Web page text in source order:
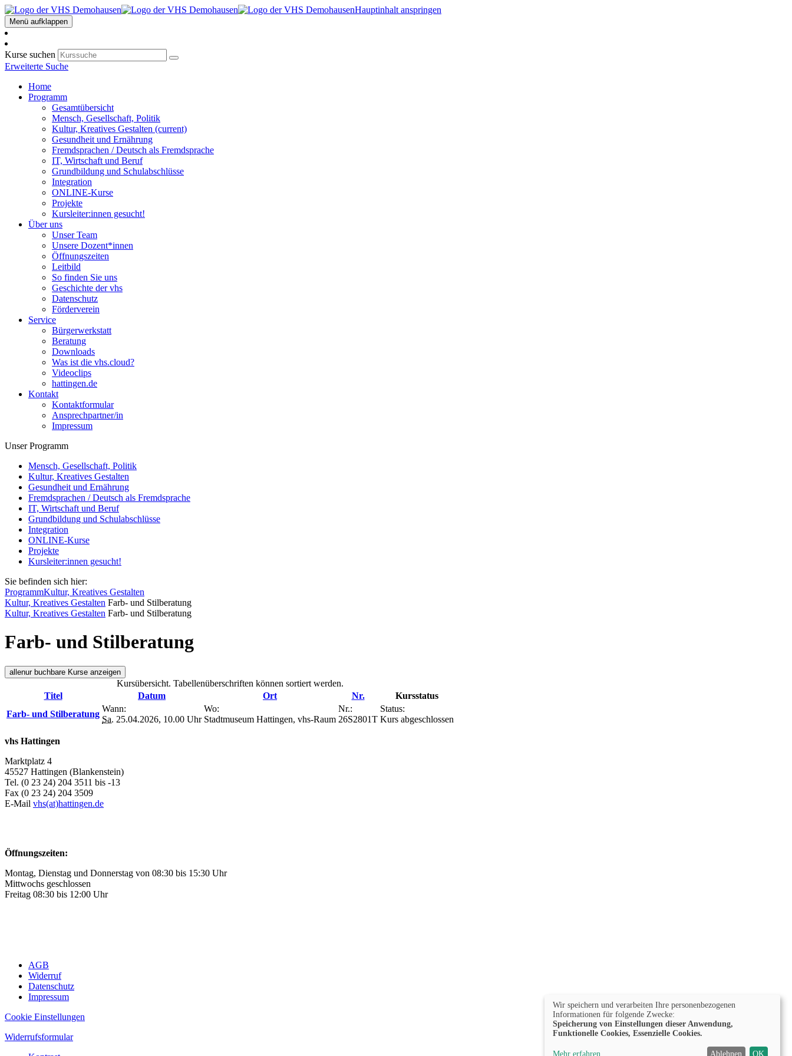
Hauptinhalt anspringen
Menü aufklappen
Kurse suchen
Erweiterte Suche
Home
Programm
Gesamtübersicht
Mensch, Gesellschaft, Politik
Kultur, Kreatives Gestalten (current)
Gesundheit und Ernährung
Fremdsprachen / Deutsch als Fremdsprache
IT, Wirtschaft und Beruf
Grundbildung und Schulabschlüsse
Integration
ONLINE-Kurse
Projekte
Kursleiter:innen gesucht!
Über uns
Unser Team
Unsere Dozent*innen
Öffnungszeiten
Leitbild
So finden Sie uns
Geschichte der vhs
Datenschutz
Förderverein
Service
Bürgerwerkstatt
Beratung
Downloads
Was ist die vhs.cloud?
Videoclips
hattingen.de
Kontakt
Kontaktformular
Ansprechpartner/in
Impressum
Unser Programm
Mensch, Gesellschaft, Politik
Kultur, Kreatives Gestalten
Gesundheit und Ernährung
Fremdsprachen / Deutsch als Fremdsprache
IT, Wirtschaft und Beruf
Grundbildung und Schulabschlüsse
Integration
ONLINE-Kurse
Projekte
Kursleiter:innen gesucht!
Sie befinden sich hier:
ProgrammKultur, Kreatives Gestalten
Kultur, Kreatives Gestalten Farb- und Stilberatung
Kultur, Kreatives Gestalten Farb- und Stilberatung
Farb- und Stilberatung
allenur buchbare Kurse anzeigen
Kursübersicht. Tabellenüberschriften können sortiert werden.
Titel
Datum Ort Nr.
Kursstatus
Farb- und Stilberatung
Wann:
Sa. 25.04.2026, 10.00 Uhr
Wo:
Stadtmuseum Hattingen, vhs-Raum
Nr.:
26S2801T
Status:
Kurs abgeschlossen
vhs Hattingen
Marktplatz 4
45527 Hattingen (Blankenstein)
Tel. (0 23 24) 204 3511 bis -13
Fax (0 23 24) 204 3509
E-Mail vhs(at)hattingen.de
Öffnungszeiten:
Montag, Dienstag und Donnerstag von 08:30 bis 15:30 Uhr
Mittwochs geschlossen
Freitag 08:30 bis 12:00 Uhr
AGB
Widerruf
Datenschutz
Impressum
Cookie Einstellungen
Widerrufsformular
Wir speichern und verarbeiten Ihre personenbezogenen
Informationen für folgende Zwecke:
Speicherung von Einstellungen dieser Anwendung,
Funktionelle Cookies, Essenzielle Cookies.
Mehr erfahren Ablehnen OK